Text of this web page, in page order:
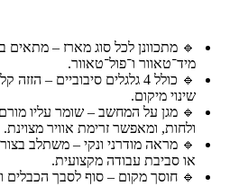
🔹 מתכוונן לכל סוג מארז – מתאים
מיד־טאוור ו־פול־טאוור.
🔹 כולל 4 גלגלים סיבוביים –
שינוי מיקום.
🔹 מגן על המחשב – שומר עליו
ולחות, ומאפשר זרימת אוויר מצוינת.
🔹 מראה מודרני ונקי – משתלב
או סביבת עבודה מקצועית.
🔹 חוסך מקום – סוף לסבך הכבלים